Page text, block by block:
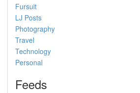
Fursuit
LJ Posts
Photography
Travel
Technology
Personal
Feeds